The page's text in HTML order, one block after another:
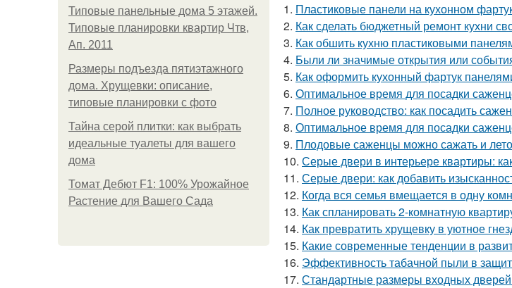
Типовые панельные дома 5 этажей.
Типовые планировки квартир Чтв,
Ап. 2011
Размеры подъезда пятиэтажного
дома. Хрущевки: описание,
типовые планировки с фото
Тайна серой плитки: как выбрать
идеальные туалеты для вашего
дома
Томат Дебют F1: 100% Урожайное
Растение для Вашего Сада
1. Пластиковые панели на кухонном
2. Как сделать бюджетный ремонт кухни
3. Как обшить кухню пластиковыми
4. Были ли значимые открытия или
5. Как оформить кухонный фартук
6. Оптимальное время для посадки
7. Полное руководство: как посадить
8. Оптимальное время для посадки
9. Плодовые саженцы можно сажать и
10. Серые двери в интерьере квартиры:
11. Серые двери: как добавить
12. Когда вся семья вмещается в одну
13. Как спланировать 2-комнатную
14. Как превратить хрущевку в уютное
15. Какие современные тенденции в
16. Эффективность табачной пыли в
17. Стандартные размеры входных